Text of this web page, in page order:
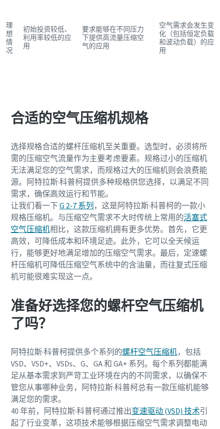
理
想
情
况
初始投资较低、
利用率较低的应
用
要求能够在不同压力
下提供高流量压缩空
气的应用
空气需求会发生变
化（包括恒定负载
和波动负载）的应
用
合适的空气压缩机规格
选择规格合适的螺杆压缩机至关重要。选型时，必须将所
需的压缩空气流量作为主要考虑要素。规格过小的压缩机
无法满足您的空气需求，而规格过大的压缩机则会浪费能
源。阿特拉斯·科普柯提供多种规格供您选择，以满足不同
需求，确保高效运行和节能。
让我们看一下 G 2-7 系列 ，这是阿特拉斯·科普柯的一款小
规格压缩机。与压缩空气需求不大时传统上常用的活塞式
空气压缩机相比，这款压缩机拥有更多优势。首先，它更
高效，可降低成本和环境足迹。此外，它可以全天候运
行，能够更好地满足增加的压缩空气需求。最后，定速螺
杆压缩机可降低压缩空气系统中的含油量，而往复式压缩
机可能很难实现这一点。
准备好选择您的螺杆空气压缩机
了吗？
阿特拉斯·科普柯提供多个系列的螺杆空气压缩机，包括
VSD、VSD+、VSDs、G、GA 和 GA+ 系列。每个系列都能满
足从基本需求到严苛工业环境在内的不同需求，以确保不
管您从事哪种业务，阿特拉斯·科普柯总有一款压缩机能够
满足您的需求。
40 年前，阿特拉斯·科普柯通过推出变速驱动 (VSD) 技术引
起了行业变革，这项技术能够根据压缩空气需求调整电动